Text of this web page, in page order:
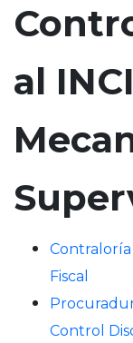
al
Contraloría
Fiscal
Control